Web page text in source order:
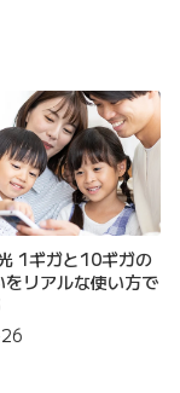
1ギガと10ギガの
をリアルな使い方で